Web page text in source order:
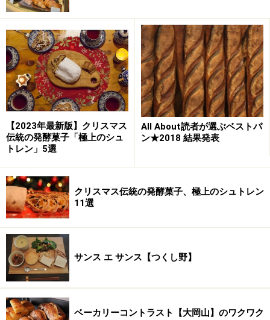
【2023年最新版】クリスマス
伝統の発酵菓子「極上のシュ
トレン」5選
All About読者が選ぶベストパ
ン★2018 結果発表
クリスマス伝統の発酵菓子、極上のシュトレン
11選
サンス エ サンス【つくし野】
ベーカリーコントラスト【大岡山】のワクワク